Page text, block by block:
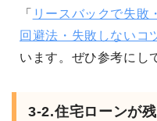
「 リースバックで失敗
回避法・失敗しないコ
います。ぜひ参考にし
3-2.住宅ローンが